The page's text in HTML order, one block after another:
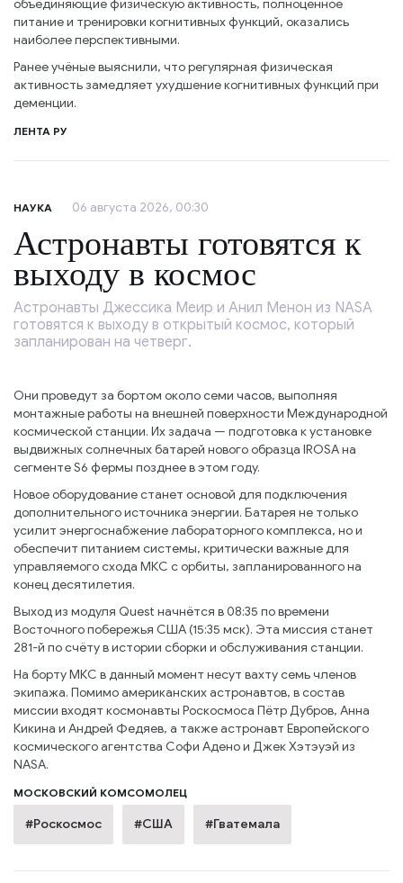
объединяющие физическую активность, полноценное
питание и тренировки когнитивных функций, оказались
наиболее перспективными.
Ранее учёные выяснили, что регулярная физическая
активность замедляет ухудшение когнитивных функций при
деменции.
ЛЕНТА РУ
НАУКА 06 августа 2026, 00:30
Астронавты готовятся к
выходу в космос
Астронавты Джессика Меир и Анил Менон из NASA
готовятся к выходу в открытый космос, который
запланирован на четверг.
Они проведут за бортом около семи часов, выполняя
монтажные работы на внешней поверхности Международной
космической станции. Их задача — подготовка к установке
выдвижных солнечных батарей нового образца IROSA на
сегменте S6 фермы позднее в этом году.
Новое оборудование станет основой для подключения
дополнительного источника энергии. Батарея не только
усилит энергоснабжение лабораторного комплекса, но и
обеспечит питанием системы, критически важные для
управляемого схода МКС с орбиты, запланированного на
конец десятилетия.
Выход из модуля Quest начнётся в 08:35 по времени
Восточного побережья США (15:35 мск). Эта миссия станет
281-й по счёту в истории сборки и обслуживания станции.
На борту МКС в данный момент несут вахту семь членов
экипажа. Помимо американских астронавтов, в состав
миссии входят космонавты Роскосмоса Пётр Дубров, Анна
Кикина и Андрей Федяев, а также астронавт Европейского
космического агентства Софи Адено и Джек Хэтэуэй из
NASA.
МОСКОВСКИЙ КОМСОМОЛЕЦ
#Роскосмос #США #Гватемала